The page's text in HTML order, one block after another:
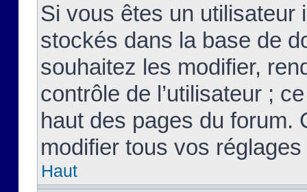
Si vous êtes un
stockés dans la base de
souhaitez les modifier,
contrôle de l’utilisateur ;
haut des pages du forum.
modifier tous vos
Haut